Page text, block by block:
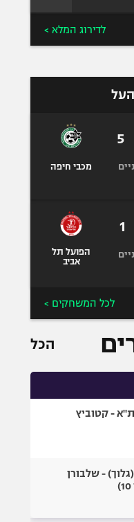
לדירוג המלא >
5
מכבי חיפה
1
הפועל תל
אביב
לכל המשחקים >
הכל
- קטוביץ
- שלבורן